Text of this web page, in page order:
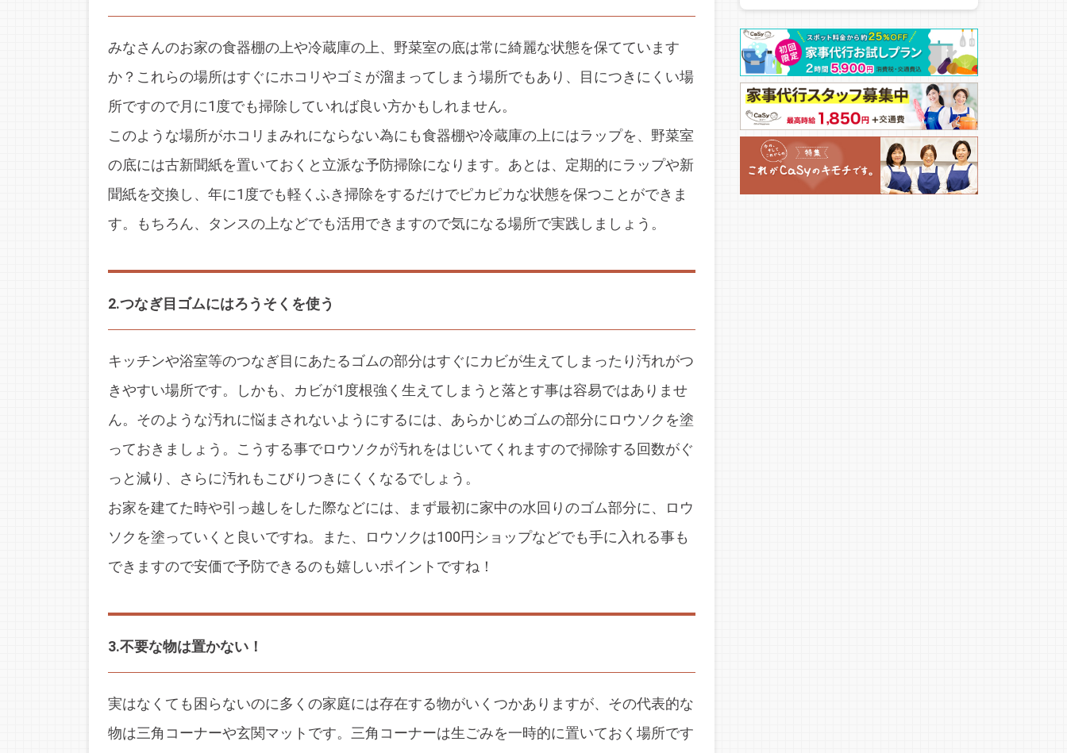
みなさんのお家の食器棚の上や冷蔵庫の上、野菜室の底は常に綺麗な状態を保てています
か？これらの場所はすぐにホコリやゴミが溜まってしまう場所でもあり、目につきにくい場
所ですので月に1度でも掃除していれば良い方かもしれません。
このような場所がホコリまみれにならない為にも食器棚や冷蔵庫の上にはラップを、野菜室
の底には古新聞紙を置いておくと立派な予防掃除になります。あとは、定期的にラップや新
聞紙を交換し、年に1度でも軽くふき掃除をするだけでピカピカな状態を保つことができま
す。もちろん、タンスの上などでも活用できますので気になる場所で実践しましょう。
2.つなぎ目ゴムにはろうそくを使う
キッチンや浴室等のつなぎ目にあたるゴムの部分はすぐにカビが生えてしまったり汚れがつ
きやすい場所です。しかも、カビが1度根強く生えてしまうと落とす事は容易ではありませ
ん。そのような汚れに悩まされないようにするには、あらかじめゴムの部分にロウソクを塗
っておきましょう。こうする事でロウソクが汚れをはじいてくれますので掃除する回数がぐ
っと減り、さらに汚れもこびりつきにくくなるでしょう。
お家を建てた時や引っ越しをした際などには、まず最初に家中の水回りのゴム部分に、ロウ
ソクを塗っていくと良いですね。また、ロウソクは100円ショップなどでも手に入れる事も
できますので安価で予防できるのも嬉しいポイントですね！
3.不要な物は置かない！
実はなくても困らないのに多くの家庭には存在する物がいくつかありますが、その代表的な
物は三角コーナーや玄関マットです。三角コーナーは生ごみを一時的に置いておく場所です